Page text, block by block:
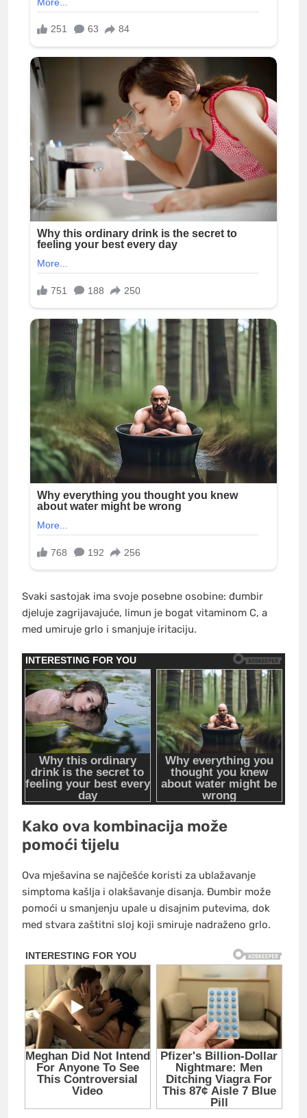
Svaki sastojak ima svoje posebne osobine: đumbir
djeluje zagrijavajuće, limun je bogat vitaminom C, a
med umiruje grlo i smanjuje iritaciju.
Kako ova kombinacija može
pomoći tijelu
Ova mješavina se najčešće koristi za ublažavanje
simptoma kašlja i olakšavanje disanja. Đumbir može
pomoći u smanjenju upale u disajnim putevima, dok
med stvara zaštitni sloj koji smiruje nadraženo grlo.